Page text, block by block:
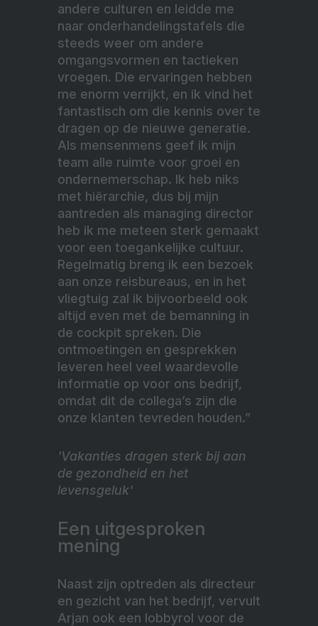
andere culturen en leidde me
naar onderhandelingstafels die
steeds weer om andere
omgangsvormen en tactieken
vroegen. Die ervaringen hebben
me enorm verrijkt, en ik vind het
fantastisch om die kennis over te
dragen op de nieuwe generatie.
Als mensenmens geef ik mijn
team alle ruimte voor groei en
ondernemerschap. Ik heb niks
met hiërarchie, dus bij mijn
aantreden als managing director
heb ik me meteen sterk gemaakt
voor een toegankelijke cultuur.
Regelmatig breng ik een bezoek
aan onze reisbureaus, en in het
vliegtuig zal ik bijvoorbeeld ook
altijd even met de bemanning in
de cockpit spreken. Die
ontmoetingen en gesprekken
leveren heel veel waardevolle
informatie op voor ons bedrijf,
omdat dit de collega’s zijn die
onze klanten tevreden houden.”
'Vakanties dragen sterk bij aan
de gezondheid en het
levensgeluk'
Een uitgesproken
mening
Naast zijn optreden als directeur
en gezicht van het bedrijf, vervult
Arjan ook een lobbyrol voor de